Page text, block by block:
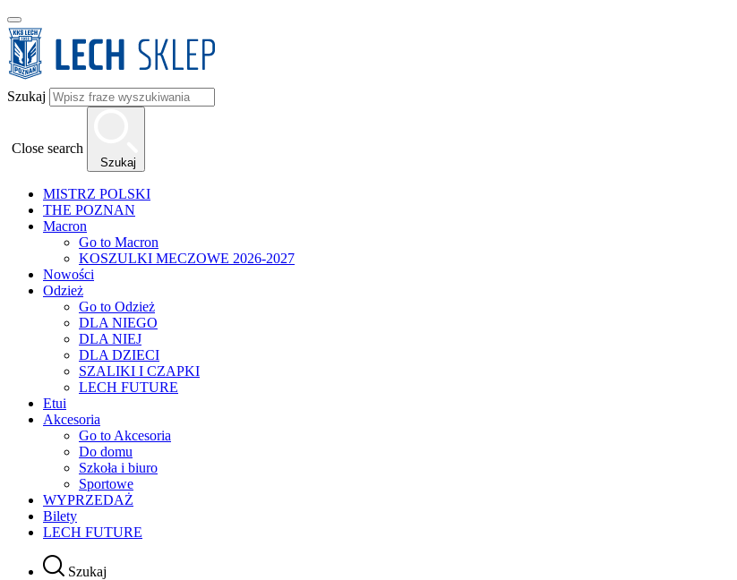
Szukaj
Close search
Szukaj
MISTRZ POLSKI
THE POZNAN
Macron
Go to Macron
KOSZULKI MECZOWE 2026-2027
Nowości
Odzież
Go to Odzież
DLA NIEGO
DLA NIEJ
DLA DZIECI
SZALIKI I CZAPKI
LECH FUTURE
Etui
Akcesoria
Go to Akcesoria
Do domu
Szkoła i biuro
Sportowe
WYPRZEDAŻ
Bilety
LECH FUTURE
Szukaj